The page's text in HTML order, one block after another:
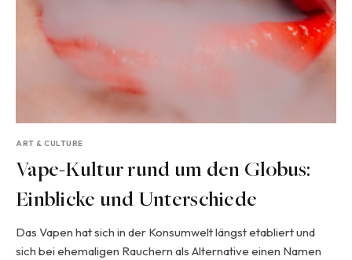
ART & CULTURE
Vape-Kultur rund um den Globus:
Einblicke und Unterschiede
Das Vapen hat sich in der Konsumwelt längst etabliert und
sich bei ehemaligen Rauchern als Alternative einen Namen